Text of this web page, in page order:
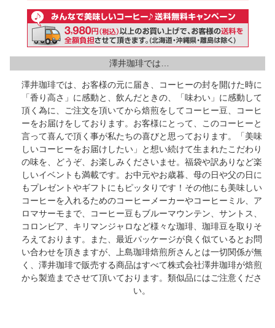
澤井珈琲では…
澤井珈琲では、お客様の元に届き、コーヒーの封を開けた時に
「香り高さ」に感動と、飲んだときの、「味わい」に感動して
頂く為に、ご注文を頂いてから焙煎をしてコーヒー豆、コーヒ
ーをお届けをしております。お客様にとって、このコーヒーと
言って喜んで頂く事が私たちの喜びと思っております。「美味
しいコーヒーをお届けしたい」と想い続けて生まれたこだわり
の味を、どうぞ、お楽しみくださいませ。福袋や訳ありなど楽
しいイベントも満載です。お中元やお歳暮、母の日や父の日に
もプレゼントやギフトにもピッタりです！その他にも美味しい
コーヒーを入れるためのコーヒーメーカーやコーヒーミル、ア
ロマサーモまで、コーヒー豆もブルーマウンテン、サントス、
コロンビア、キリマンジャロなど様々な珈琲、珈琲豆を取りそ
ろえております。また、最近パッケージが良く似ているとお問
い合わせを頂きますが、上島珈琲焙煎所さんとは一切関係が無
く、澤井珈琲で販売する商品はすべて株式会社澤井珈琲が焙煎
から製造までさせて頂いております。類似品にはご注意くださ
い。